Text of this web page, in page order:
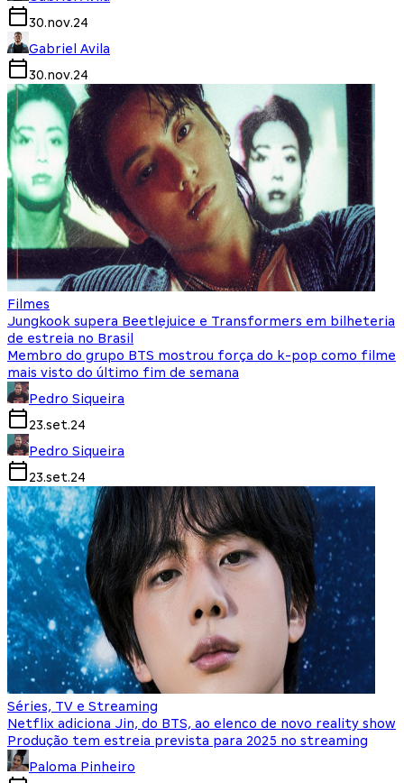
30.nov.24
Gabriel Avila
30.nov.24
Filmes
Jungkook supera Beetlejuice e Transformers em bilheteria
de estreia no Brasil
Membro do grupo BTS mostrou força do k-pop como filme
mais visto do último fim de semana
Pedro Siqueira
23.set.24
Pedro Siqueira
23.set.24
Séries, TV e Streaming
Netflix adiciona Jin, do BTS, ao elenco de novo reality show
Produção tem estreia prevista para 2025 no streaming
Paloma Pinheiro